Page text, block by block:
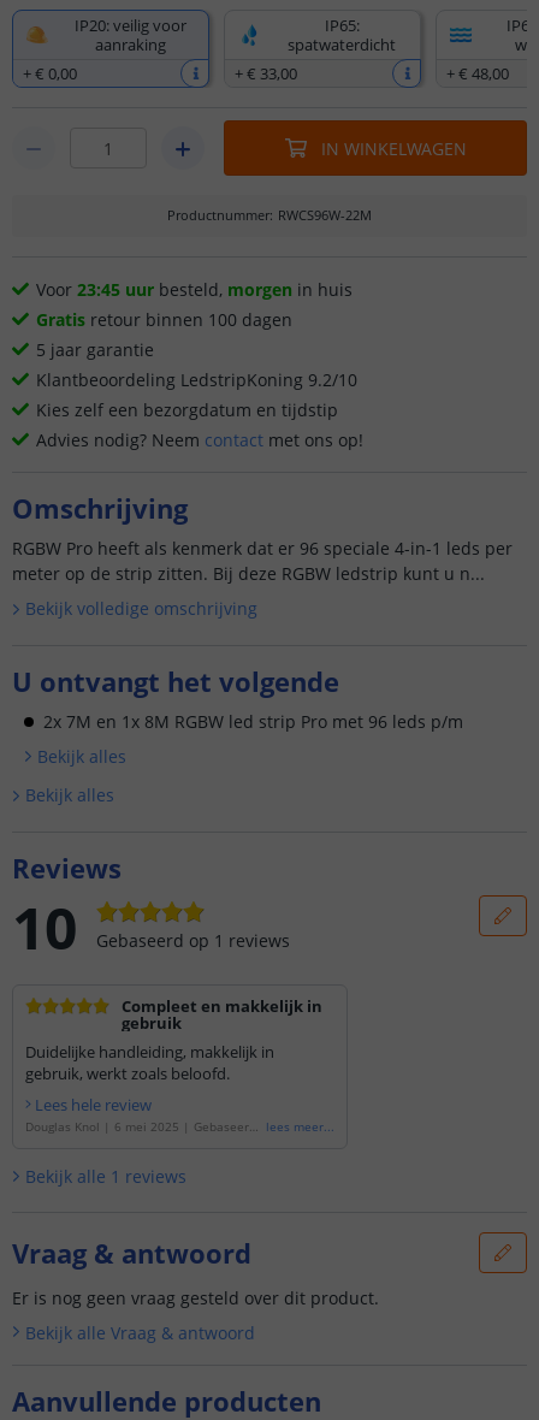
IP20: veilig voor
aanraking
+€ 0,00
IP65:
spatwaterdicht
+€ 33,00
+€ 48,00
IN WINKELWAGEN
Productnummer: RWCS96W-22M
Voor 23:45 uur besteld, morgen in huis
Gratis retour binnen 100 dagen
5 jaar garantie
Klantbeoordeling LedstripKoning 9.2/10
Kies zelf een bezorgdatum en tijdstip
Advies nodig? Neem contact met ons op!
Omschrijving
RGBW Pro heeft als kenmerk dat er 96 speciale 4-in-1 leds per
meter op de strip zitten. Bij deze RGBW ledstrip kunt u n...
Bekijk volledige omschrijving
U ontvangt het volgende
2x 7M en 1x 8M RGBW led strip Pro met 96 leds p/m
Bekijk alles
Bekijk alles
Aanvullende producten
Reviews
10 Gebaseerd op 1 reviews
Compleet en makkelijk in
gebruik
Duidelijke handleiding, makkelijk in
gebruik, werkt zoals beloofd.
Lees hele review
Douglas Knol | 6 mei 2025 | Gebaseerd
lees meer...
Bekijk alle 1 reviews
Vraag & antwoord
Er is nog geen vraag gesteld over dit product.
Bekijk alle Vraag & antwoord